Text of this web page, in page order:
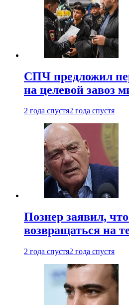
СПЧ предложил
на целевой завоз
2 года спустя2 года спустя
Познер заявил,
возвращаться на
2 года спустя2 года спустя